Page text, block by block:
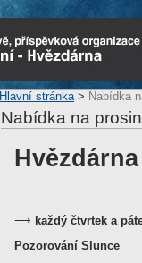
Hlavní stránka> Nabídka
Nabídka na
⟶ každý čtvrtek a
Pozorování Slunce